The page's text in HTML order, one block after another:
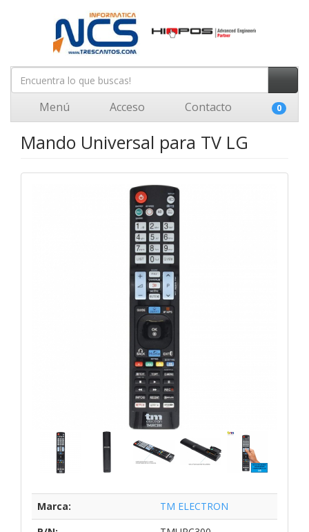
Menú Acceso Contacto 0
Mando Universal para TV LG
Marca:
TM ELECTRON